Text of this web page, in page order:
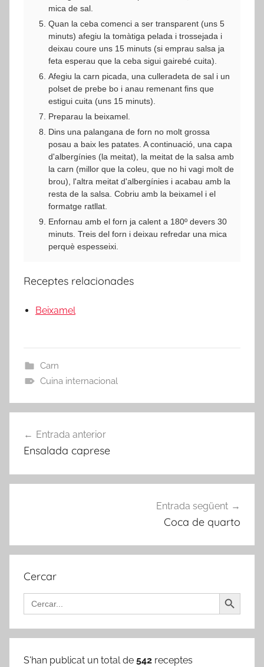
mica de sal.
Quan la ceba comenci a ser transparent (uns 5
minuts) afegiu la tomàtiga pelada i trossejada i
deixau coure uns 15 minuts (si emprau salsa ja
feta esperau que la ceba sigui gairebé cuita).
Afegiu la carn picada, una culleradeta de sal i un
polset de prebe bo i anau remenant fins que
estigui cuita (uns 15 minuts).
Preparau la beixamel.
Dins una palangana de forn no molt grossa
posau a baix les patates. A continuació, una capa
d'albergínies (la meitat), la meitat de la salsa amb
la carn (millor que la coleu, que no hi vagi molt de
brou), l'altra meitat d'albergínies i acabau amb la
resta de la salsa. Cobriu amb la beixamel i el
formatge ratllat.
Enfornau amb el forn ja calent a 180º devers 30
minuts. Treis del forn i deixau refredar una mica
perquè espesseixi.
Receptes relacionades
Beixamel
Carn
Cuina internacional
d'entrades
Entrada anterior
Ensalada caprese
Entrada següent
Coca de quarto
Cercar
Search
for:
Search Button
S'han publicat un total de 542 receptes